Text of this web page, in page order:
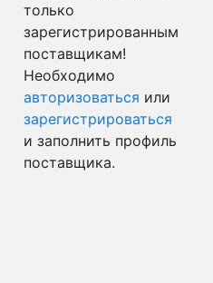
только
зарегистрированным
поставщикам!
Необходимо
авторизоваться или
зарегистрироваться
и заполнить профиль
поставщика.